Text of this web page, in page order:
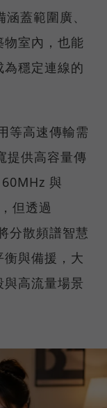
蓋範圍廣、
物室內，也能
穩定連線的
等高速傳輸需
提供高容量傳
與
但透過
分散頻譜智慧
與備援，大
高流量場景